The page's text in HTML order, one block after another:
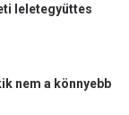
leletegyüttes
nem a könnyebb